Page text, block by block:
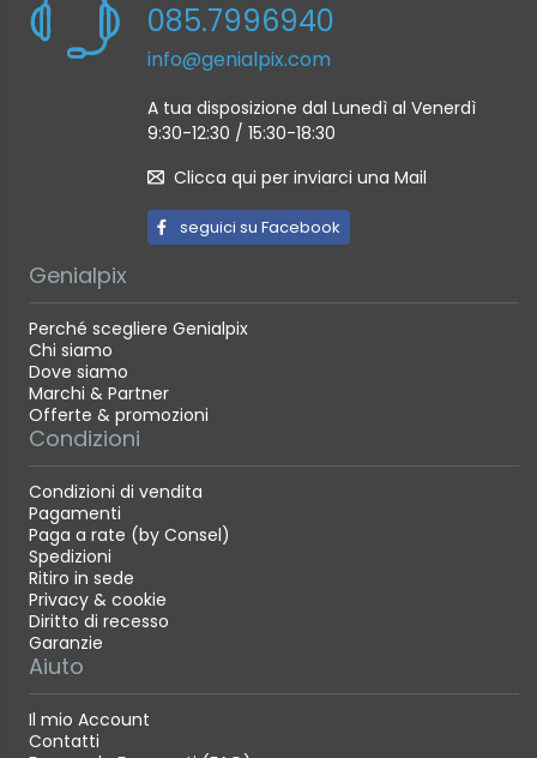
085.7996940
info@genialpix.com
A tua disposizione dal Lunedì al Venerdì
9:30-12:30 / 15:30-18:30
Clicca qui per inviarci una Mail
seguici su Facebook
Genialpix
Perché scegliere Genialpix
Chi siamo
Dove siamo
Marchi & Partner
Offerte & promozioni
Condizioni
Condizioni di vendita
Pagamenti
Paga a rate (by Consel)
Spedizioni
Ritiro in sede
Privacy & cookie
Diritto di recesso
Garanzie
Aiuto
Il mio Account
Contatti